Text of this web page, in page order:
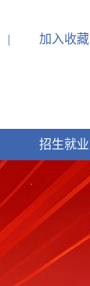
| 加入收藏
招生就业